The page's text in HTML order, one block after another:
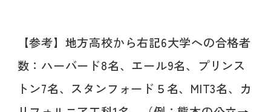
【参考】地方高校から右記6大学への合格者
数：ハーバード8名、エール9名、プリンス
トン7名、スタンフォード５名、MIT3名、カ